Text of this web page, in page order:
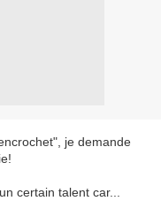
je demande
certain talent car...